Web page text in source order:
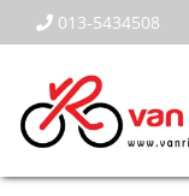
013-5434508